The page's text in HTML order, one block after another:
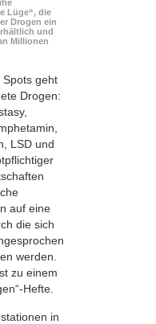
Lüge“, die
Drogen ein
und
Millionen
Spots geht
Drogen:
LSD und
auf eine
die sich
werden.
zu einem
Hefte.
in